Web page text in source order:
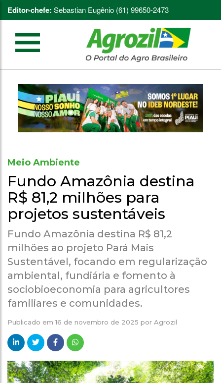
Editor-chefe: Sebastian Eugênio (61) 99650-2473
Meio Ambiente
Fundo Amazônia destina
R$ 81,2 milhões para
projetos sustentáveis
Fundo Amazônia destina R$ 81,2
milhões ao projeto Pará Mais
Sustentável, focando em regularização
ambiental, fundiária e fomento à
sociobioeconomia para agricultores
familiares e comunidades.
Publicado em16 de novembro de 2025 por Agrozil